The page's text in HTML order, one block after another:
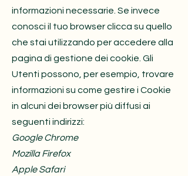
informazioni necessarie. Se invece
conosci il tuo browser clicca su quello
che stai utilizzando per accedere alla
pagina di gestione dei cookie. Gli
Utenti possono, per esempio, trovare
informazioni su come gestire i Cookie
in alcuni dei browser più diffusi ai
seguenti indirizzi:
Google Chrome
Mozilla Firefox
Apple Safari